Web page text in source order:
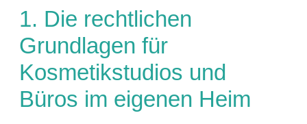
1. Die rechtlichen
Grundlagen für
Kosmetikstudios und
Büros im eigenen Heim